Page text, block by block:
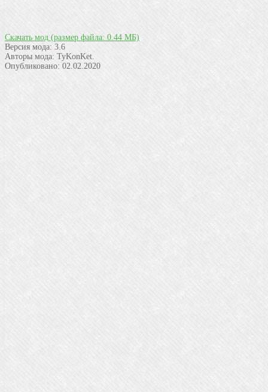
Скачать мод(размер файла: 0.44 МБ)
Версия мода: 3.6
Авторы мода: TyKonKet.
Опубликовано: 02.02.2020